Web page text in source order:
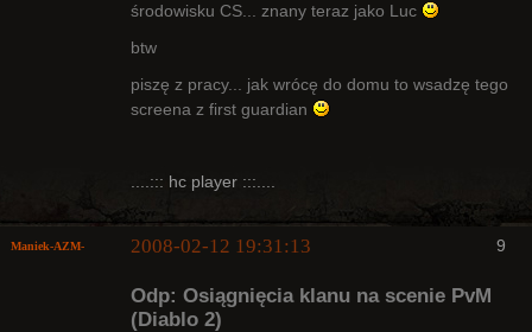
środowisku CS... znany teraz jako Luc
btw
piszę z pracy... jak wrócę do domu to wsadzę tego
screena z first guardian
....::: hc player :::....
9
Maniek-AZM- 2008-02-12 19:31:13
Odp: Osiągnięcia klanu na scenie PvM
(Diablo 2)